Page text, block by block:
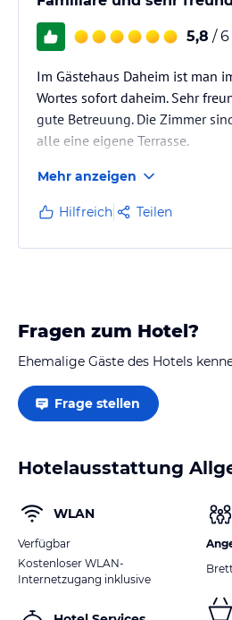
5,8 / 6
Im Gästehaus Daheim ist man
Wortes sofort daheim. Sehr
gute Betreuung. Die Zimmer
alle eine eigene Terrasse.
Frühstücksraum serviert und
offen. Im Keller kann man sich
versorgen. Ein Kühlschrank
Verfügung.
Alles in allem eine gute…
Mehr anzeigen
Hilfreich Teilen
Fragen zum Hotel?
Ehemalige Gäste des Hotels
Frage stellen
Hotelausstattung
WLAN
Verfügbar
Kostenloser WLAN-
Internetzugang inklusive